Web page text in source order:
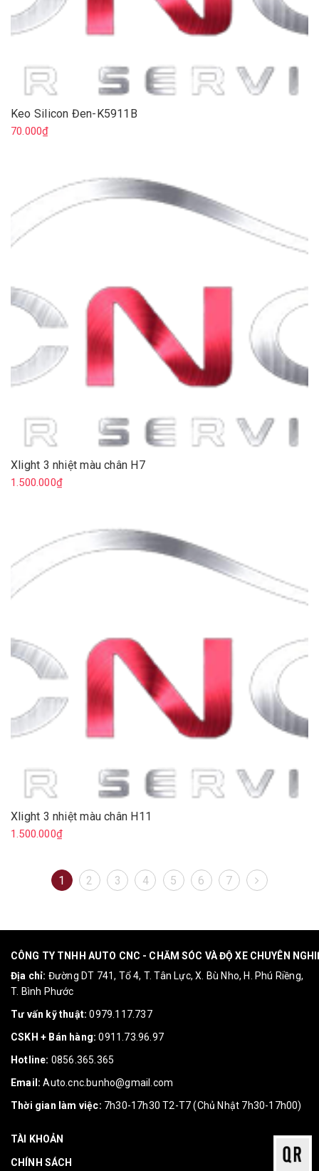
Keo Silicon Đen-K5911B
70.000₫
Xlight 3 nhiệt màu chân H7
1.500.000₫
Xlight 3 nhiệt màu chân H11
1.500.000₫
1 2 3 4 5 6 7
CÔNG TY TNHH AUTO CNC - CHĂM SÓC VÀ ĐỘ XE CHUYÊN
Địa chỉ: Đường DT 741, Tổ 4, T. Tân Lực, X. Bù Nho, H. Phú Riềng,
T. Bình Phước
Tư vấn kỹ thuật: 0979.117.737
CSKH + Bán hàng: 0911.73.96.97
Hotline: 0856.365.365
Email: Auto.cnc.bunho@gmail.com
Thời gian làm việc: 7h30-17h30 T2-T7 (Chủ Nhật 7h30-17h00)
TÀI KHOẢN
CHÍNH SÁCH